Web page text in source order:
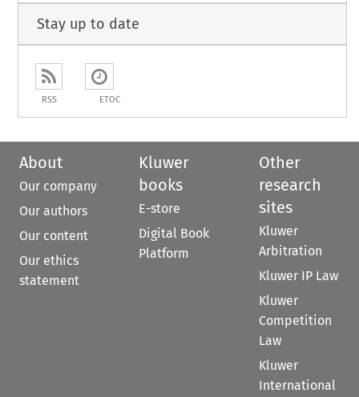
Stay up to date
RSS ETOC
About
Our company
Our authors
Our content
Our ethics
statement
Kluwer
books
E-store
Digital Book
Platform
Other
research
sites
Kluwer
Arbitration
Kluwer IP Law
Kluwer
Competition
Law
Kluwer
International